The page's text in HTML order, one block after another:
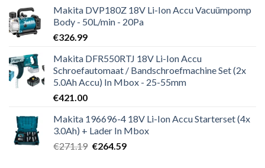
Makita DVP180Z 18V Li-Ion Accu Vacuümpomp
Body - 50L/min - 20Pa
€326.99
Makita DFR550RTJ 18V Li-Ion Accu
Schroefautomaat / Bandschroefmachine Set (2x
5.0Ah Accu) In Mbox - 25-55mm
€421.00
Makita 196696-4 18V Li-Ion Accu Starterset (4x
3.0Ah) + Lader In Mbox
€271.19 Oorspronkelijke
€264.59Huidige